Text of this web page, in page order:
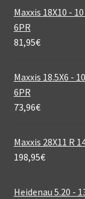
Maxxis 18X10 -
6PR
81,95€
Maxxis 18.5X6 -
6PR
73,96€
Maxxis 28X11 R
198,95€
Heidenau 5.20 -